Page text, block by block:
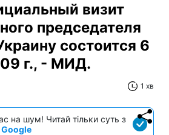
визит
председателя
состоится 6
г., - МИД.
1 хв
на шум! Читай тільки суть з
Google